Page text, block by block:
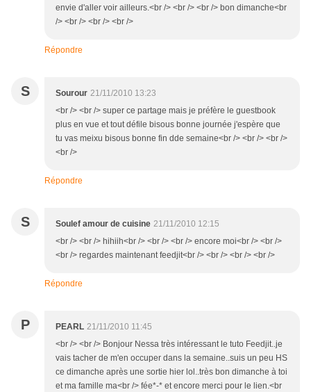
envie d'aller voir ailleurs.<br /> <br /> <br /> bon dimanche<br
/> <br /> <br /> <br />
Répondre
S Sourour 21/11/2010 13:23
<br /> <br /> super ce partage mais je préfère le guestbook
plus en vue et tout défile bisous bonne journée j'espère que
tu vas meixu bisous bonne fin dde semaine<br /> <br /> <br />
<br />
Répondre
S Soulef amour de cuisine 21/11/2010 12:15
<br /> <br /> hihiih<br /> <br /> <br /> encore moi<br /> <br />
<br /> regardes maintenant feedjit<br /> <br /> <br /> <br />
Répondre
P PEARL 21/11/2010 11:45
<br /> <br /> Bonjour Nessa très intéressant le tuto Feedjit..je
vais tacher de m'en occuper dans la semaine..suis un peu HS
ce dimanche après une sortie hier lol..très bon dimanche à toi
et ma famille ma<br /> fée*-* et encore merci pour le lien.<br